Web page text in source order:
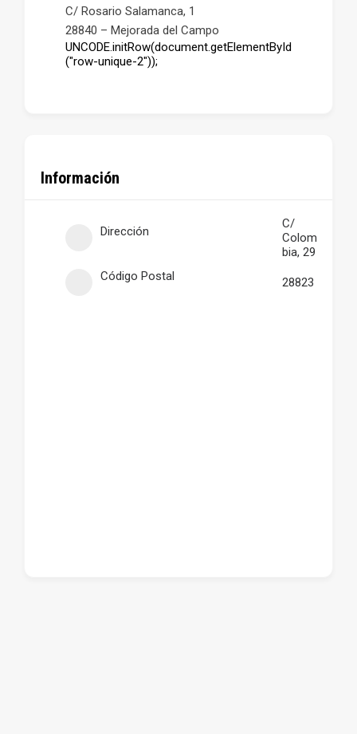
C/ Rosario Salamanca, 1
28840 – Mejorada del Campo
UNCODE.initRow(document.getElementById
("row-unique-2"));
Información
Dirección
C/
Colom
bia, 29
Código Postal
28823